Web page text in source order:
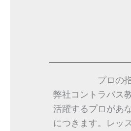
プロの
弊社コントラバス
活躍するプロがあ
につきます。レッ